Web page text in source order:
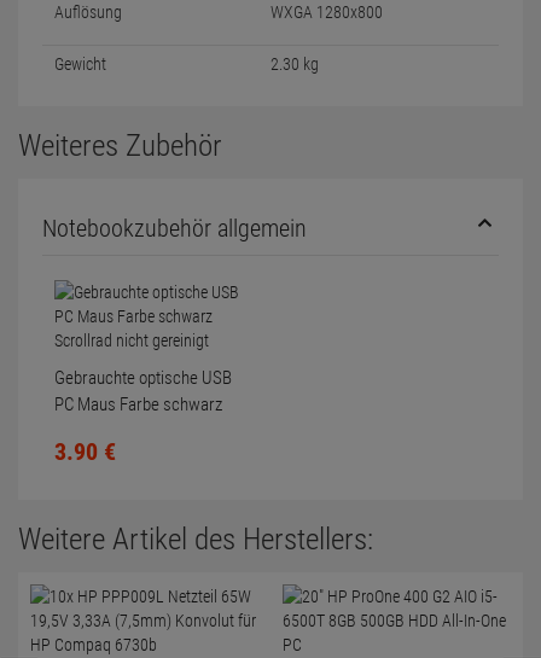
Auflösung WXGA 1280x800
Gewicht 2.30 kg
Weiteres Zubehör
Notebookzubehör allgemein
Gebrauchte optische USB
PC Maus Farbe schwarz
3.90 €
Weitere Artikel des Herstellers: